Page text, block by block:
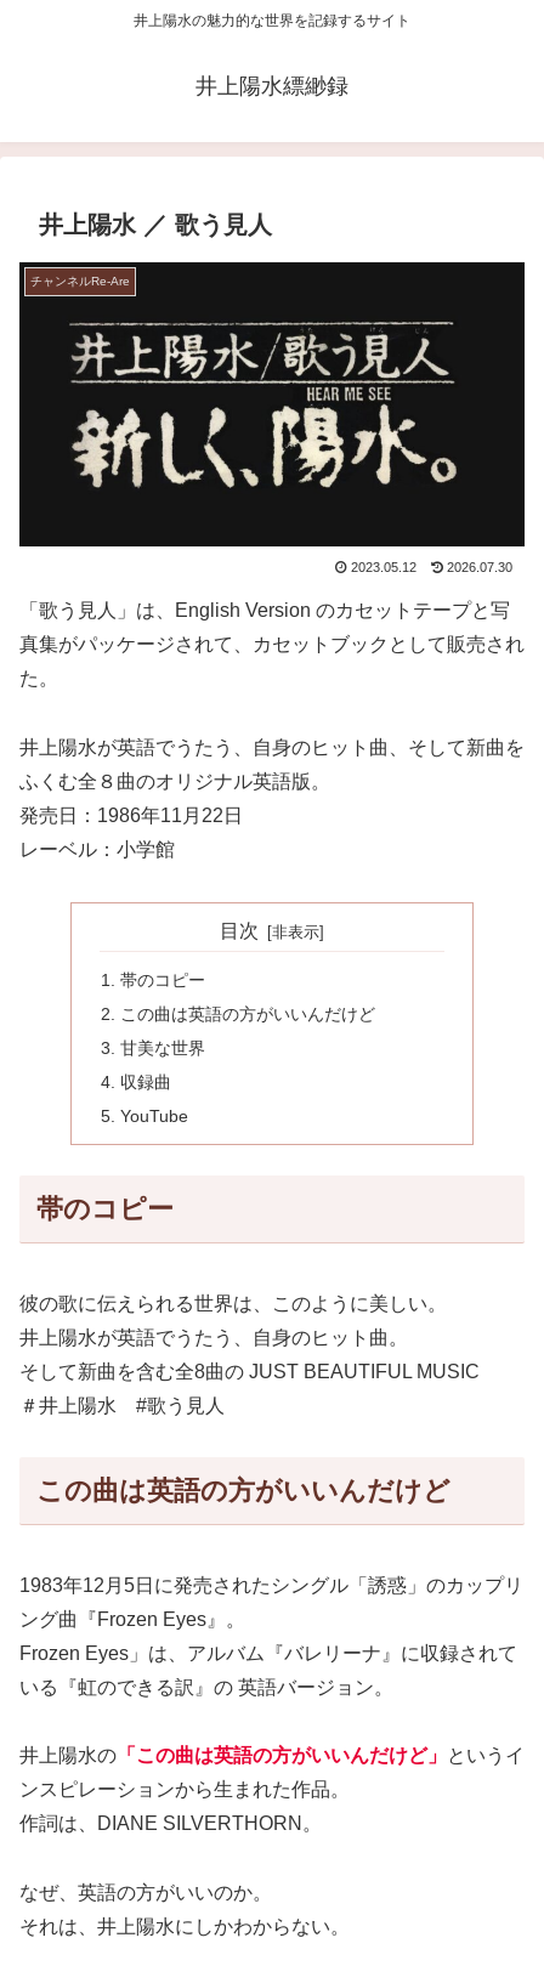
井上陽水の魅力的な世界を記録するサイト
井上陽水縹緲録
井上陽水 ／ 歌う見人
チャンネルRe-Are
2023.05.12 2026.07.30
「歌う見人」は、English Version のカセットテープと写
真集がパッケージされて、カセットブックとして販売され
た。
井上陽水が英語でうたう、自身のヒット曲、そして新曲を
ふくむ全８曲のオリジナル英語版。
発売日：1986年11月22日
レーベル：小学館
目次
帯のコピー
この曲は英語の方がいいんだけど
甘美な世界
収録曲
YouTube
帯のコピー
彼の歌に伝えられる世界は、このように美しい。
井上陽水が英語でうたう、自身のヒット曲。
そして新曲を含む全8曲の JUST BEAUTIFUL MUSIC
＃井上陽水 #歌う見人
この曲は英語の方がいいんだけど
1983年12月5日に発売されたシングル「誘惑」のカップリ
ング曲『Frozen Eyes』。
Frozen Eyes」は、アルバム『バレリーナ』に収録されて
いる『虹のできる訳』の 英語バージョン。
井上陽水の 「この曲は英語の方がいいんだけど」 というイ
ンスピレーションから生まれた作品。
作詞は、DIANE SILVERTHORN。
なぜ、英語の方がいいのか。
それは、井上陽水にしかわからない。